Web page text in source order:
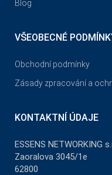
Blog
VŠEOBECNÉ
Obchodní podmínky
Zásady zpracování a
KONTAKTNÍ ÚDAJE
ESSENS NETWORKING
Zaoralova 3045/1e
62800